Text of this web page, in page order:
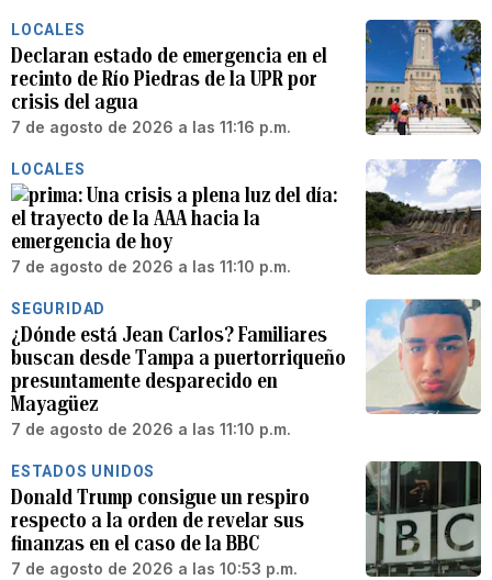
LOCALES
Declaran estado de emergencia en el
recinto de Río Piedras de la UPR por
crisis del agua
7 de agosto de 2026 a las 11:16 p.m.
LOCALES
Una crisis a plena luz del día:
el trayecto de la AAA hacia la
emergencia de hoy
7 de agosto de 2026 a las 11:10 p.m.
SEGURIDAD
¿Dónde está Jean Carlos? Familiares
buscan desde Tampa a puertorriqueño
presuntamente desparecido en
Mayagüez
7 de agosto de 2026 a las 11:10 p.m.
ESTADOS UNIDOS
Donald Trump consigue un respiro
respecto a la orden de revelar sus
finanzas en el caso de la BBC
7 de agosto de 2026 a las 10:53 p.m.